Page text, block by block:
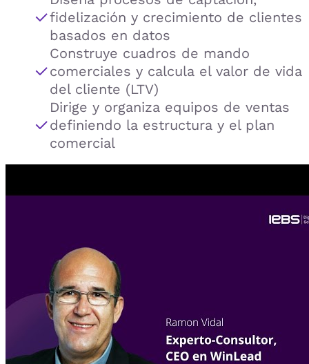
fidelización y crecimiento de clientes
basados en datos
Construye cuadros de mando
comerciales y calcula el valor de vida
del cliente (LTV)
Dirige y organiza equipos de ventas
definiendo la estructura y el plan
comercial